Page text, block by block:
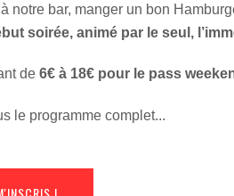
notre bar, manger un bon
soirée, animé par le seul,
de 6€ à 18€ pour le pass
le programme complet...